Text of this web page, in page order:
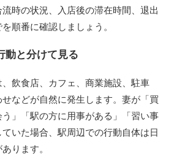
時の状況、入店後の滞在時間、退出
順番に確認しましょう。
動と分けて見る
飲食店、カフェ、商業施設、駐車
などが自然に発生します。妻が「買
」「駅の方に用事がある」「習い事
いた場合、駅周辺での行動自体は日
ります。